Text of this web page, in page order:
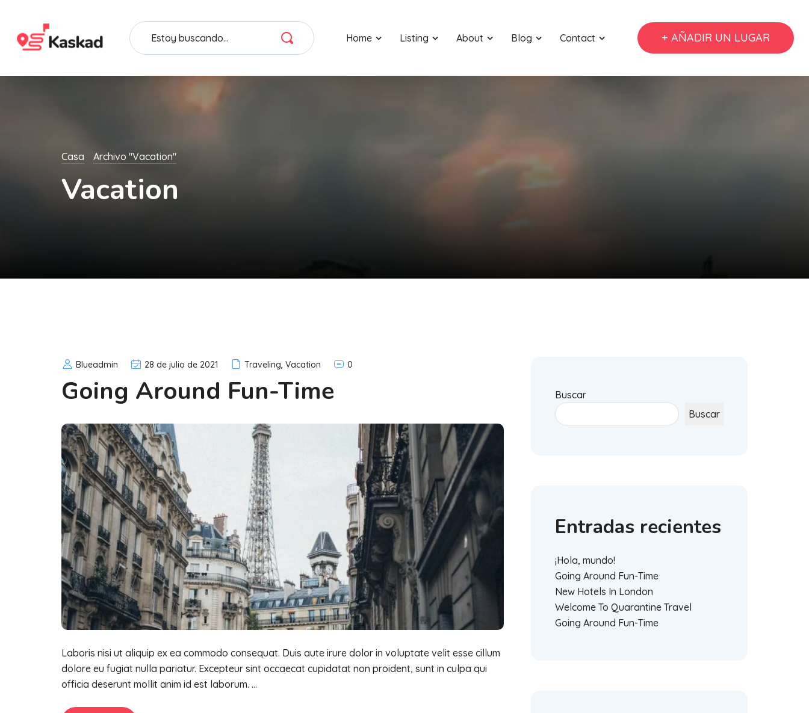
Home Listing About Blog Contact + AÑADIR UN LUGAR
Casa Archivo "Vacation"
Vacation
Blueadmin 28 de julio de 2021 Traveling, Vacation 0
Going Around Fun-Time
Laboris nisi ut aliquip ex ea commodo consequat. Duis aute irure dolor in voluptate velit esse cillum
dolore eu fugiat nulla pariatur. Excepteur sint occaecat cupidatat non proident, sunt in culpa qui
officia deserunt mollit anim id est laborum. ...
Buscar
Buscar
Entradas recientes
¡Hola, mundo!
Going Around Fun-Time
New Hotels In London
Welcome To Quarantine Travel
Going Around Fun-Time